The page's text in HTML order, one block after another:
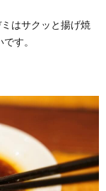
はサクッと揚げ焼
す。